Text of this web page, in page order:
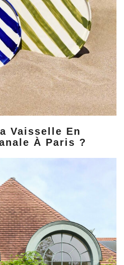
Vaisselle En
À Paris ?